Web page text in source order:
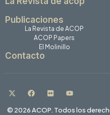
Publicaciones
La Revista de ACOP
ACOP Papers
El Molinillo
Contacto
© 2026 ACOP. Todos los